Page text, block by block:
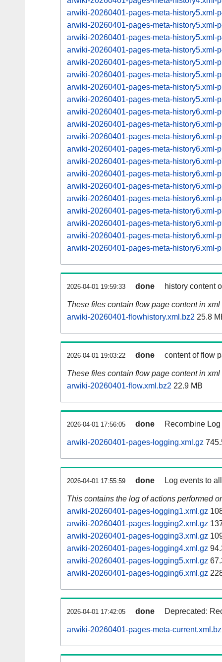
arwiki-20260401-pages-meta-history5.xml-
arwiki-20260401-pages-meta-history5.xml-
arwiki-20260401-pages-meta-history5.xml-
arwiki-20260401-pages-meta-history5.xml-
arwiki-20260401-pages-meta-history5.xml-
arwiki-20260401-pages-meta-history5.xml-
arwiki-20260401-pages-meta-history5.xml-
arwiki-20260401-pages-meta-history5.xml-
arwiki-20260401-pages-meta-history6.xml-
arwiki-20260401-pages-meta-history6.xml-
arwiki-20260401-pages-meta-history6.xml-
arwiki-20260401-pages-meta-history6.xml-
arwiki-20260401-pages-meta-history6.xml-
arwiki-20260401-pages-meta-history6.xml-
arwiki-20260401-pages-meta-history6.xml-
arwiki-20260401-pages-meta-history6.xml-
arwiki-20260401-pages-meta-history6.xml-
arwiki-20260401-pages-meta-history6.xml-
arwiki-20260401-pages-meta-history6.xml-
arwiki-20260401-pages-meta-history6.xml-
2026-04-01 19:59:33 done history content
These files contain flow page content in xml
arwiki-20260401-flowhistory.xml.bz2 25.8
2026-04-01 19:03:22 done content of flow
These files contain flow page content in xml
arwiki-20260401-flow.xml.bz2 22.9 MB
2026-04-01 17:56:05 done Recombine
arwiki-20260401-pages-logging.xml.gz
2026-04-01 17:55:59 done Log events to
This contains the log of actions performed
arwiki-20260401-pages-logging1.xml.gz
arwiki-20260401-pages-logging2.xml.gz
arwiki-20260401-pages-logging3.xml.gz
arwiki-20260401-pages-logging4.xml.gz
arwiki-20260401-pages-logging5.xml.gz
arwiki-20260401-pages-logging6.xml.gz
2026-04-01 17:42:05 done Deprecated:
arwiki-20260401-pages-meta-